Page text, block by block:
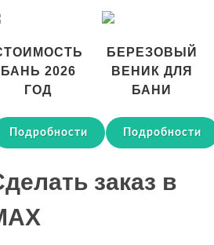
БАНЬ 2026
ГОД
Подробности
БЕРЕЗОВЫЙ
ВЕНИК ДЛЯ
БАНИ
Подробности
заказ в